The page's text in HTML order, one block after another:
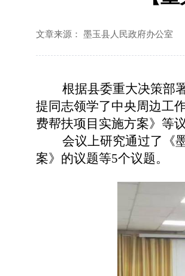
文章来源： 墨玉县人民政府办公室
根据县委重大决策部署
提同志领学了中央周边工
费帮扶项目实施方案》等
会议上研究通过了
《
案》的议题等5个议题。